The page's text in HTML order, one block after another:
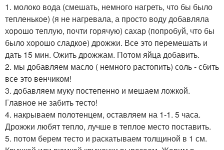
1. молоко вода (смешать, немного нагреть, что бы было
тепленькое) (я не нагревала, а просто воду добавляла
хорошо теплую, почти горячую) сахар (попробуй, что бы
было хорошо сладкое) дрожжи. Все это перемешать и
дать 15 мин. Ожить дрожжам. Потом яйца добавить.
2. мы добавляем масло ( немного растопить) соль - сбить
все это венчиком!
3. добавляем муку постепенно и мешаем ложкой.
Главное не забить тесто!
4. накрываем полотенцем, оставляем на 1-1. 5 часа.
Дрожжи любят тепло, лучше в теплое место поставить.
5. потом берем тесто и раскатываем толщиной в 1 см.